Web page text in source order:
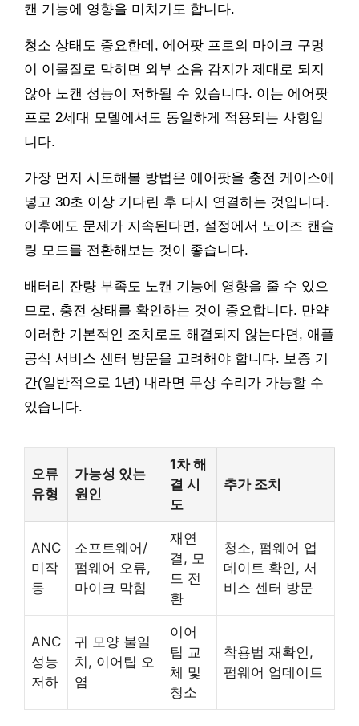
캔 기능에 영향을 미치기도 합니다.
청소 상태도 중요한데, 에어팟 프로의 마이크 구멍
이 이물질로 막히면 외부 소음 감지가 제대로 되지
않아 노캔 성능이 저하될 수 있습니다. 이는 에어팟
프로 2세대 모델에서도 동일하게 적용되는 사항입
니다.
가장 먼저 시도해볼 방법은 에어팟을 충전 케이스에
넣고 30초 이상 기다린 후 다시 연결하는 것입니다.
이후에도 문제가 지속된다면, 설정에서 노이즈 캔슬
링 모드를 전환해보는 것이 좋습니다.
배터리 잔량 부족도 노캔 기능에 영향을 줄 수 있으
므로, 충전 상태를 확인하는 것이 중요합니다. 만약
이러한 기본적인 조치로도 해결되지 않는다면, 애플
공식 서비스 센터 방문을 고려해야 합니다. 보증 기
간(일반적으로 1년) 내라면 무상 수리가 가능할 수
있습니다.
오류
유형
가능성 있는
원인
1차 해
결 시
도
추가 조치
ANC
미작
동
소프트웨어/
펌웨어 오류,
마이크 막힘
재연
결, 모
드 전
환
청소, 펌웨어 업
데이트 확인, 서
비스 센터 방문
ANC
성능
저하
귀 모양 불일
치, 이어팁 오
염
이어
팁 교
체 및
청소
착용법 재확인,
펌웨어 업데이트